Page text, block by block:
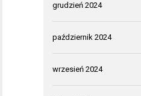
grudzień 2024
październik 2024
wrzesień 2024